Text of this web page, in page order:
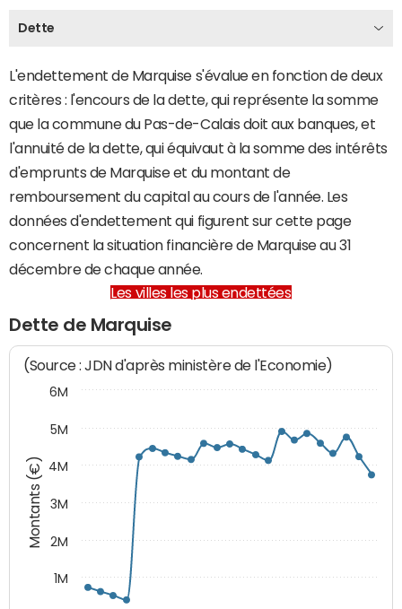
Dette
L'endettement de Marquise s'évalue en fonction de deux
critères : l'encours de la dette, qui représente la somme
que la commune du Pas-de-Calais doit aux banques, et
l'annuité de la dette, qui équivaut à la somme des intérêts
d'emprunts de Marquise et du montant de
remboursement du capital au cours de l'année. Les
données d'endettement qui figurent sur cette page
concernent la situation financière de Marquise au 31
décembre de chaque année.
Les villes les plus endettées
Dette de Marquise
Montants (€)
(Source : JDN d'après ministère de l'Economie)
1M
2M
3M
4M
5M
6M